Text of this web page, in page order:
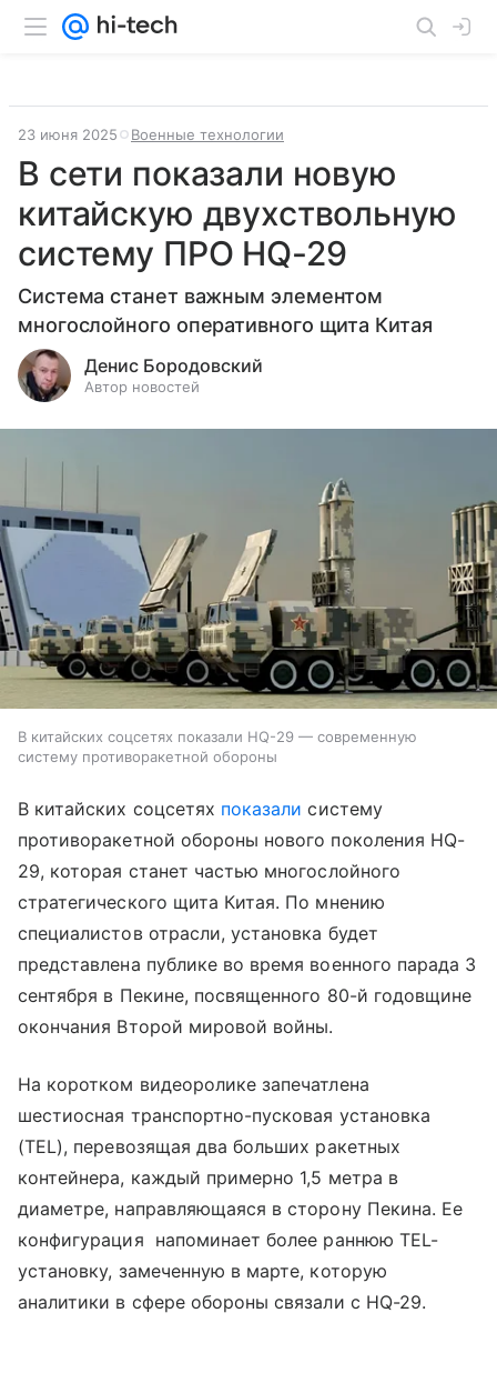
23 июня 2025 Военные технологии
В сети показали новую
китайскую двухствольную
систему ПРО HQ-29
Система станет важным элементом
многослойного оперативного щита Китая
Денис Бородовский
Автор новостей
В китайских соцсетях показали HQ-29 — современную
систему противоракетной обороны
В китайских соцсетях показали систему
противоракетной обороны нового поколения HQ-
29, которая станет частью многослойного
стратегического щита Китая. По мнению
специалистов отрасли, установка будет
представлена ​​публике во время военного парада 3
сентября в Пекине, посвященного 80-й годовщине
окончания Второй мировой войны.
На коротком видеоролике запечатлена
шестиосная транспортно-пусковая установка
(TEL), перевозящая два больших ракетных
контейнера, каждый примерно 1,5 метра в
диаметре, направляющаяся в сторону Пекина. Ее
конфигурация напоминает более раннюю TEL-
установку, замеченную в марте, которую
аналитики в сфере обороны связали с HQ-29.